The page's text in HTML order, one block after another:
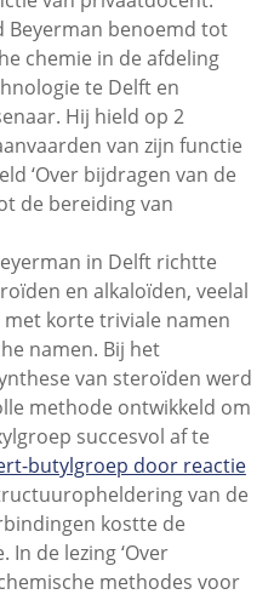
Beyerman benoemd tot
chemie in de afdeling
te Delft en
Hij hield op 2
van zijn functie
‘Over bijdragen van de
de bereiding van
in Delft richtte
en alkaloïden, veelal
korte triviale namen
namen. Bij het
van steroïden werd
methode ontwikkeld om
succesvol af te
butylgroep door reactie
van de
kostte de
de lezing ‘Over
methodes voor